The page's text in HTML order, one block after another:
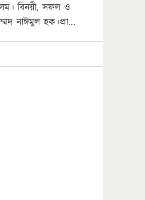
বিনয়ী, সফল ও
নাঈমুল হক।প্রা...